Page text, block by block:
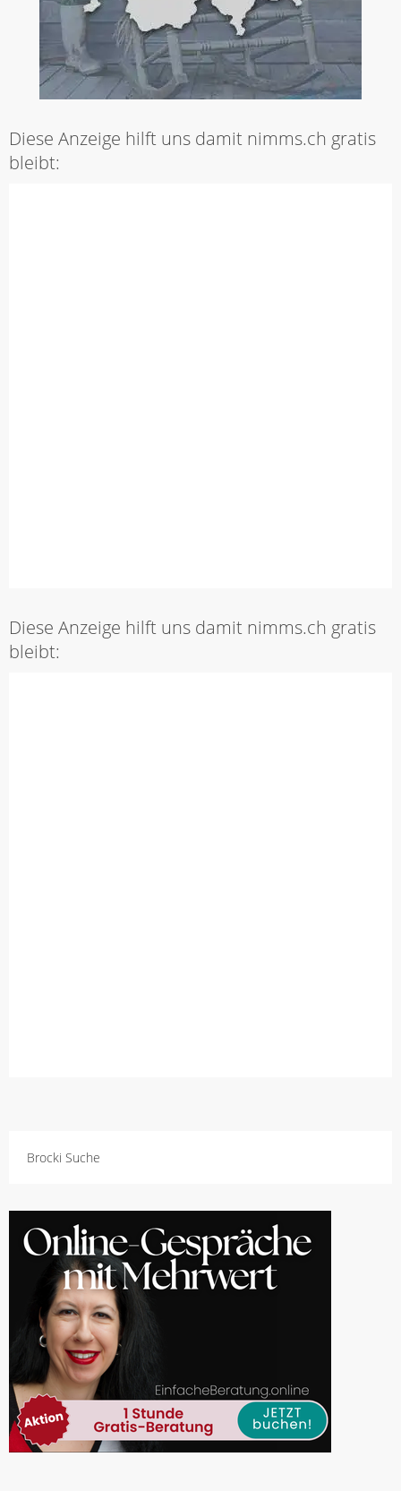
Diese Anzeige hilft uns damit nimms.ch gratis
bleibt:
Diese Anzeige hilft uns damit nimms.ch gratis
bleibt:
Brocki Suche